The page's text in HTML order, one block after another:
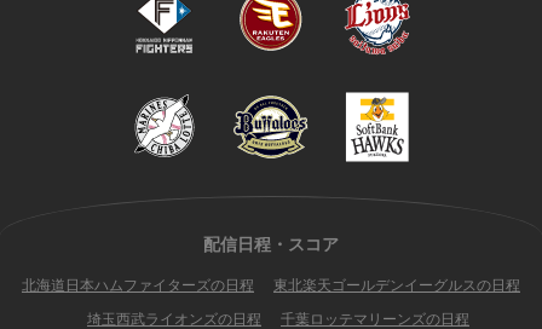
配信日程・スコア
北海道日本ハムファイターズの日程
東北楽天ゴールデンイーグルスの日程
埼玉西武ライオンズの日程
千葉ロッテマリーンズの日程